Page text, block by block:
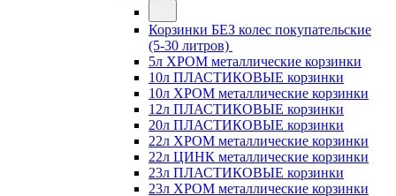
Корзинки БЕЗ колес покупательские
(5-30 литров)
5л ХРОМ металлические корзинки
10л ПЛАСТИКОВЫЕ корзинки
10л ХРОМ металлические корзинки
12л ПЛАСТИКОВЫЕ корзинки
20л ПЛАСТИКОВЫЕ корзинки
22л ХРОМ металлические корзинки
22л ЦИНК металлические корзинки
23л ПЛАСТИКОВЫЕ корзинки
23л ХРОМ металлические корзинки